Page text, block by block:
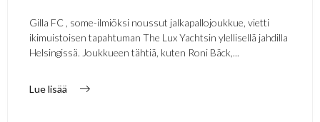
Gilla FC , some-ilmiöksi noussut jalkapallojoukkue, vietti
ikimuistoisen tapahtuman The Lux Yachtsin ylellisellä jahdilla
Helsingissä. Joukkueen tähtiä, kuten Roni Bäck,...
Lue lisää